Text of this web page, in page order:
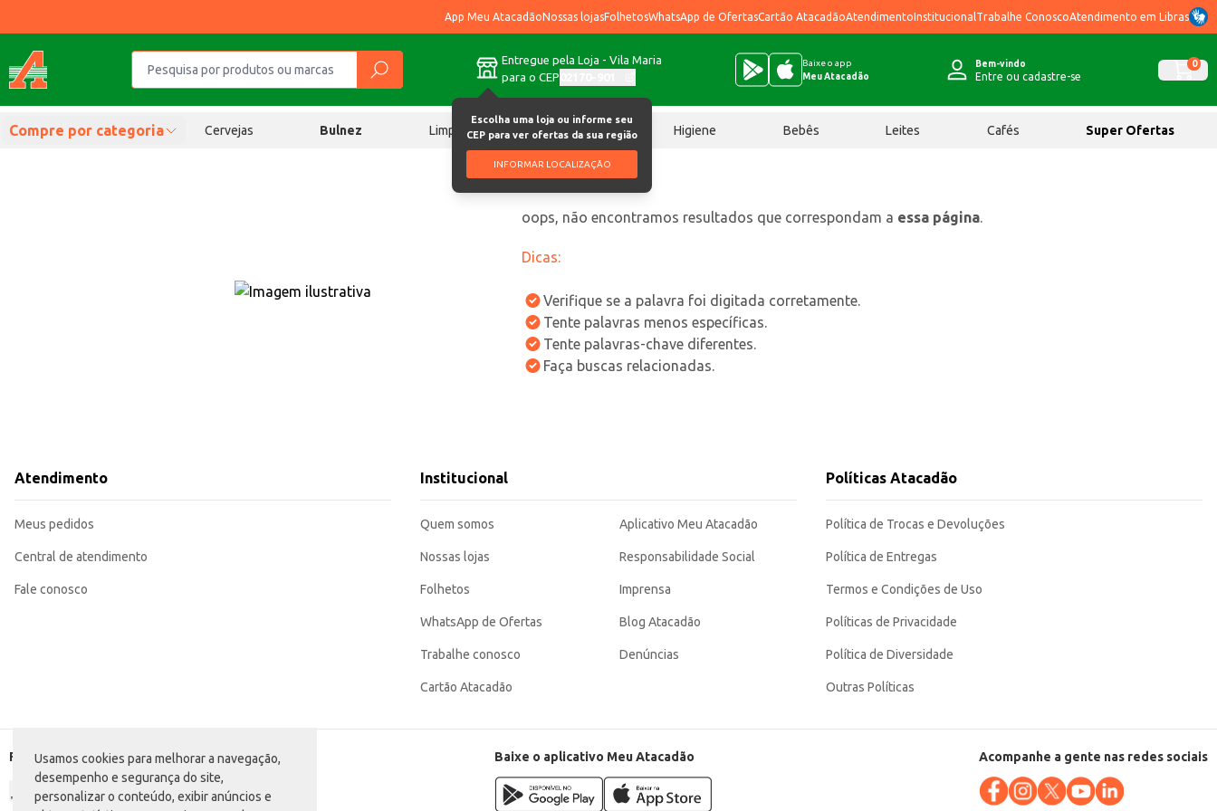
Usamos cookies para melhorar a navegação,
desempenho e segurança do site,
personalizar o conteúdo, exibir anúncios e
App Meu AtacadãoNossas lojasFolhetosWhatsApp de OfertasCartão AtacadãoAtendimentoInstitucional Trabalhe ConoscoAtendimento em Libras
Entregue pela Loja - Vila Maria
para o CEP
Escolha uma loja ou informe seu
CEP para ver ofertas da sua região
INFORMAR LOCALIZAÇÃO
Baixe o app
Meu Atacadão
Bem-vindo
Entre ou cadastre-se
0
Compre por categoria Cervejas Bulnez Limpeza Chocolates Higiene Bebês Leites Cafés Super Ofertas
oops, não encontramos resultados que correspondam a essa página.
Dicas:
Verifique se a palavra foi digitada corretamente.
Tente palavras menos específicas.
Tente palavras-chave diferentes.
Faça buscas relacionadas.
Atendimento
Meus pedidos
Central de atendimento
Fale conosco
Institucional
Quem somos
Nossas lojas
Folhetos
WhatsApp de Ofertas
Trabalhe conosco
Cartão Atacadão
Aplicativo Meu Atacadão
Responsabilidade Social
Imprensa
Blog Atacadão
Denúncias
Políticas Atacadão
Política de Trocas e Devoluções
Política de Entregas
Termos e Condições de Uso
Políticas de Privacidade
Política de Diversidade
Outras Políticas
Formas de pagamento Baixe o aplicativo Meu Atacadão Acompanhe a gente nas redes sociais